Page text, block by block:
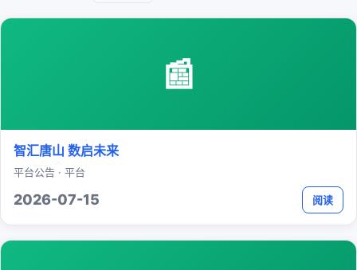
📰
智汇唐山 数启未来
平台公告 · 平台
2026-07-15 阅读